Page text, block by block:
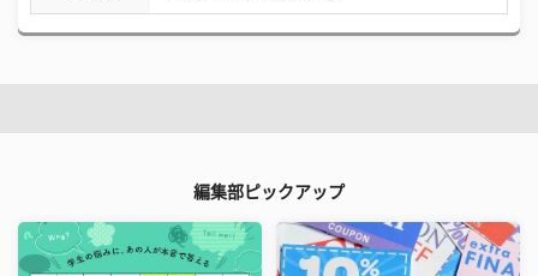
編集部ピックアップ